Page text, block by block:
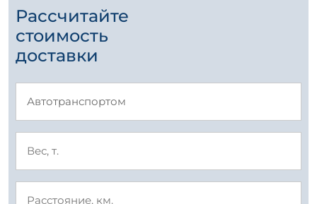
Рассчитайте
стоимость
доставки